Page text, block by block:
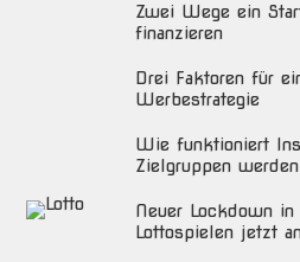
Zwei Wege ein
finanzieren
Drei Faktoren für
Werbestrategie
Wie funktioniert
Zielgruppen
Neuer Lockdown
Lottospielen jetzt